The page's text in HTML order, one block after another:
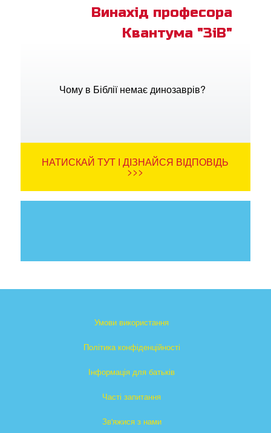
Винахід професора
Квантума "ЗіВ"
Чому в Біблії немає динозаврів?
НАТИСКАЙ ТУТ І ДІЗНАЙСЯ ВІДПОВІДЬ
>>>
Умови використання
Політика конфіденційності
Інформація для батьків
Часті запитання
Зв'яжися з нами